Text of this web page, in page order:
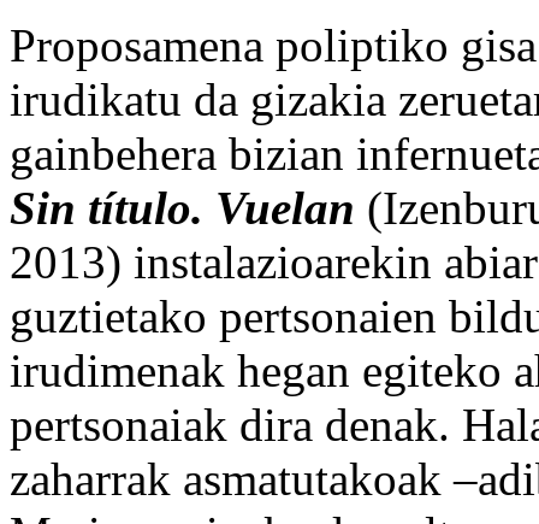
Proposamena poliptiko
irudikatu da gizakia
gainbehera bizian
Sin título. Vuelan
2013) instalazioarekin
guztietako pertsonaien
irudimenak hegan egiteko
pertsonaiak dira denak.
zaharrak asmatutakoak